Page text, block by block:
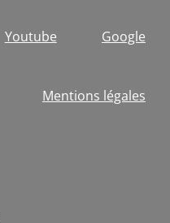
Youtube Google
Mentions légales